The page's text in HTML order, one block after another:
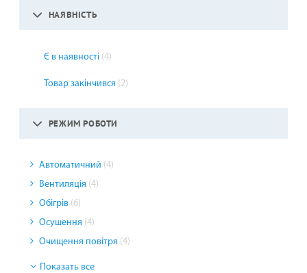
НАЯВНІСТЬ
Є в наявності (4)
Товар закінчився (2)
РЕЖИМ РОБОТИ
Автоматичний (4)
Вентиляція (4)
Обігрів (6)
Осушення (4)
Очищення повітря (4)
Показать все